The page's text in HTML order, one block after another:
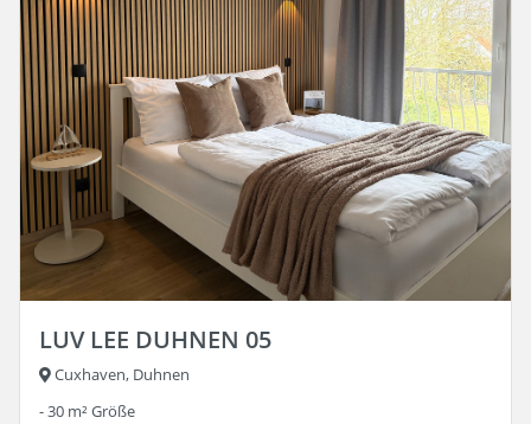
LUV LEE DUHNEN 05
Cuxhaven, Duhnen
30 m² Größe